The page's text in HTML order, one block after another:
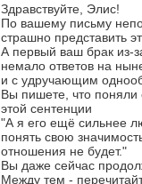
Здравствуйте, Элис!
По вашему письму
страшно представить
А первый ваш брак из-
немало ответов на
и с удручающим
Вы пишете, что поняли
этой сентенции
"А я его ещё сильнее
понять свою
отношения не будет."
Вы даже сейчас
Между тем -